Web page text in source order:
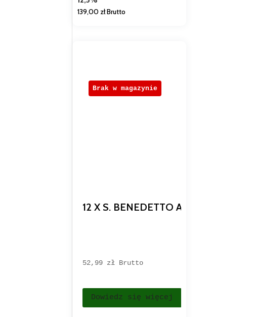
139,00 złBrutto
12 X S. BENEDETTO ARANCIA E
52,99 zł Brutto
Dowiedz się więcej
Brak w magazynie